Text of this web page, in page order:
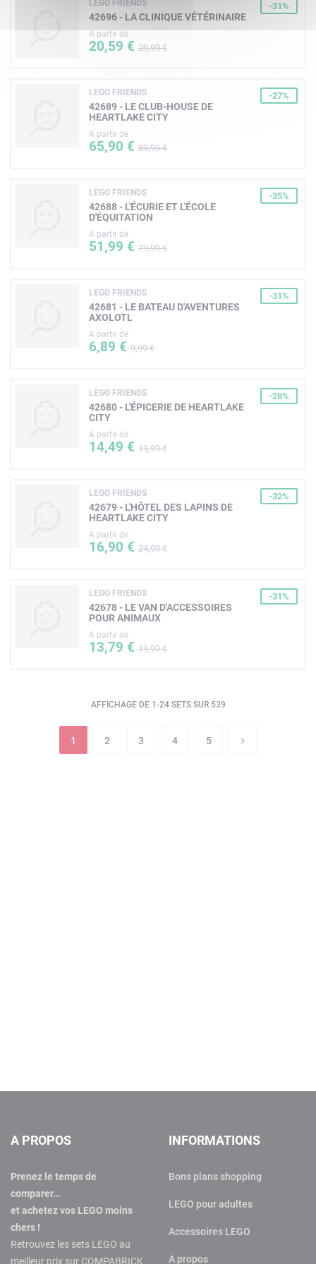
LEGO FRIENDS
42696 - LA CLINIQUE VÉTÉRINAIRE
A partir de
20,59 € 29,99 €
-31%
LEGO FRIENDS
42689 - LE CLUB-HOUSE DE
HEARTLAKE CITY
A partir de
65,90 € 89,99 €
-27%
LEGO FRIENDS
42688 - L'ÉCURIE ET L'ÉCOLE
D'ÉQUITATION
A partir de
51,99 € 79,99 €
-35%
LEGO FRIENDS
42681 - LE BATEAU D'AVENTURES
AXOLOTL
A partir de
6,89 € 9,99 €
-31%
LEGO FRIENDS
42680 - L'ÉPICERIE DE HEARTLAKE
CITY
A partir de
14,49 € 19,99 €
-28%
LEGO FRIENDS
42679 - L'HÔTEL DES LAPINS DE
HEARTLAKE CITY
A partir de
16,90 € 24,99 €
-32%
LEGO FRIENDS
42678 - LE VAN D'ACCESSOIRES
POUR ANIMAUX
A partir de
13,79 € 19,99 €
-31%
AFFICHAGE DE 1-24 SETS SUR 539
1 2 3 4 5
A PROPOS
Prenez le temps de
comparer…
et achetez vos LEGO moins
chers !
Retrouvez les sets LEGO au
meilleur prix sur COMPABRICK,
INFORMATIONS
Bons plans shopping
LEGO pour adultes
Accessoires LEGO
A propos